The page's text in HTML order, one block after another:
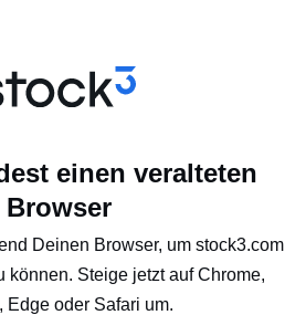
einen veralteten
Browser
Deinen Browser, um stock3.com
können. Steige jetzt auf Chrome,
Edge oder Safari um.